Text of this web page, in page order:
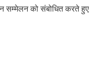
सम्मेलन को संबोधित करते हुए